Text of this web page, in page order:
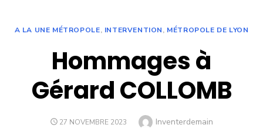
A LA UNE MÉTROPOLE, INTERVENTION, MÉTROPOLE DE LYON
Hommages à
Gérard COLLOMB
POSTED
27 NOVEMBRE 2023 Author
Inventerdemain